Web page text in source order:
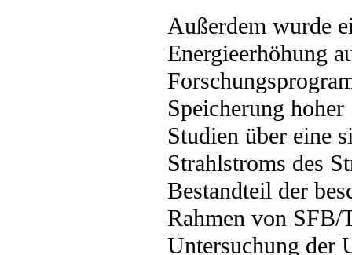
Außerdem wurde
Energieerhöhung
Speicherung
Studien über eine
Strahlstroms des
Bestandteil der
Rahmen von SFB/
Untersuchung der